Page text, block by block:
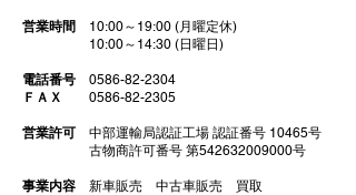
営業時間 10:00～19:00 (月曜定休)
10:00～14:30 (日曜日)
電話番号 0586-82-2304
ＦＡＸ 0586-82-2305
営業許可 中部運輸局認証工場 認証番号 10465号
古物商許可番号 第542632009000号
事業内容 新車販売 中古車販売 買取